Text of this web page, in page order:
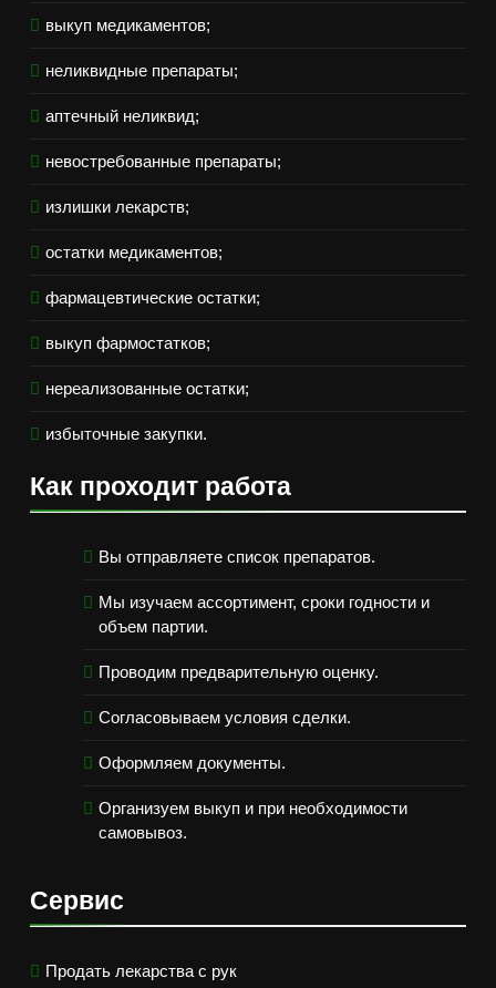
выкуп медикаментов;
неликвидные препараты;
аптечный неликвид;
невостребованные препараты;
излишки лекарств;
остатки медикаментов;
фармацевтические остатки;
выкуп фармостатков;
нереализованные остатки;
избыточные закупки.
Как проходит работа
Вы отправляете список препаратов.
Мы изучаем ассортимент, сроки годности и
объем партии.
Проводим предварительную оценку.
Согласовываем условия сделки.
Оформляем документы.
Организуем выкуп и при необходимости
самовывоз.
Сервис
Продать лекарства с рук